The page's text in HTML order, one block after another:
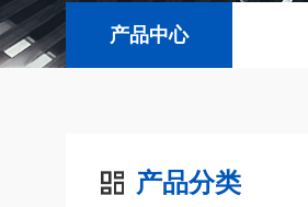
产品中心
产品分类